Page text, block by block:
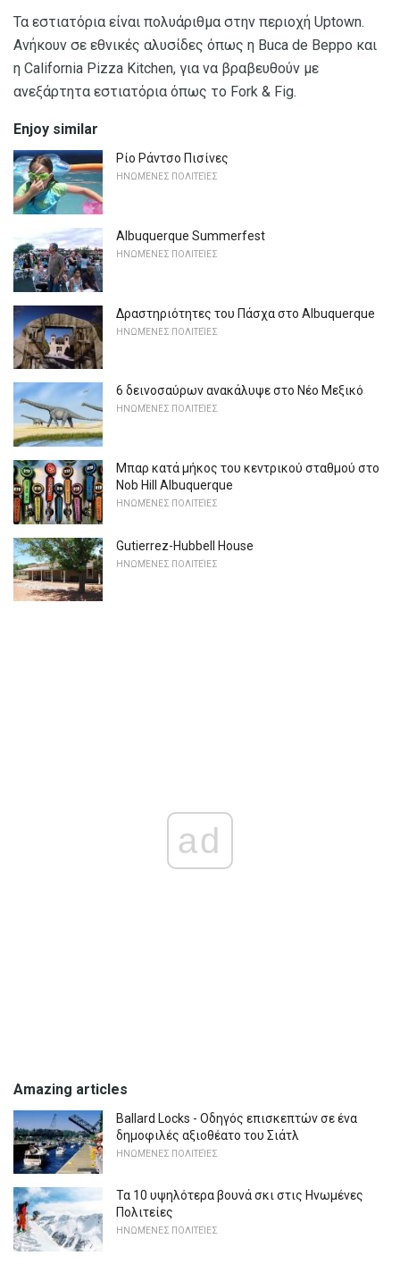
Τα εστιατόρια είναι πολυάριθμα στην περιοχή Uptown.
Ανήκουν σε εθνικές αλυσίδες όπως η Buca de Beppo και
η California Pizza Kitchen, για να βραβευθούν με
ανεξάρτητα εστιατόρια όπως το Fork & Fig.
Enjoy similar
Ρίο Ράντσο Πισίνες
ΗΝΩΜΈΝΕΣ ΠΟΛΙΤΕΊΕΣ
Albuquerque Summerfest
ΗΝΩΜΈΝΕΣ ΠΟΛΙΤΕΊΕΣ
Δραστηριότητες του Πάσχα στο Albuquerque
ΗΝΩΜΈΝΕΣ ΠΟΛΙΤΕΊΕΣ
6 δεινοσαύρων ανακάλυψε στο Νέο Μεξικό
ΗΝΩΜΈΝΕΣ ΠΟΛΙΤΕΊΕΣ
Μπαρ κατά μήκος του κεντρικού σταθμού στο
Nob Hill Albuquerque
ΗΝΩΜΈΝΕΣ ΠΟΛΙΤΕΊΕΣ
Gutierrez-Hubbell House
ΗΝΩΜΈΝΕΣ ΠΟΛΙΤΕΊΕΣ
ad
Amazing articles
Ballard Locks - Οδηγός επισκεπτών σε ένα
δημοφιλές αξιοθέατο του Σιάτλ
ΗΝΩΜΈΝΕΣ ΠΟΛΙΤΕΊΕΣ
Τα 10 υψηλότερα βουνά σκι στις Ηνωμένες
Πολιτείες
ΗΝΩΜΈΝΕΣ ΠΟΛΙΤΕΊΕΣ